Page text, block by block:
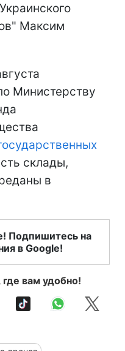
Максим
Министерству
склады,
в
Подпишитесь на
в Google!
вам удобно!